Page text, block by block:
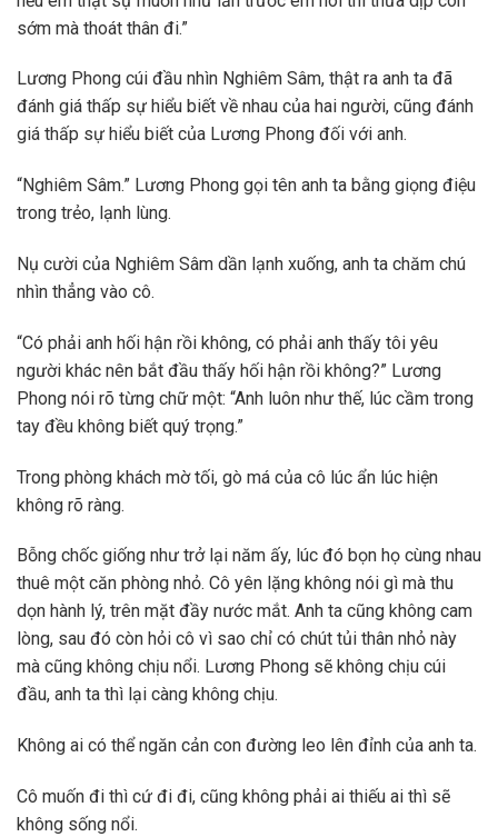
sớm mà thoát thân đi.”
Lương Phong cúi đầu nhìn Nghiêm Sâm, thật ra anh ta đã
đánh giá thấp sự hiểu biết về nhau của hai người, cũng đánh
giá thấp sự hiểu biết của Lương Phong đối với anh.
“Nghiêm Sâm.” Lương Phong gọi tên anh ta bằng giọng điệu
trong trẻo, lạnh lùng.
Nụ cười của Nghiêm Sâm dần lạnh xuống, anh ta chăm chú
nhìn thẳng vào cô.
“Có phải anh hối hận rồi không, có phải anh thấy tôi yêu
người khác nên bắt đầu thấy hối hận rồi không?” Lương
Phong nói rõ từng chữ một: “Anh luôn như thế, lúc cầm trong
tay đều không biết quý trọng.”
Trong phòng khách mờ tối, gò má của cô lúc ẩn lúc hiện
không rõ ràng.
Bỗng chốc giống như trở lại năm ấy, lúc đó bọn họ cùng nhau
thuê một căn phòng nhỏ. Cô yên lặng không nói gì mà thu
dọn hành lý, trên mặt đầy nước mắt. Anh ta cũng không cam
lòng, sau đó còn hỏi cô vì sao chỉ có chút tủi thân nhỏ này
mà cũng không chịu nổi. Lương Phong sẽ không chịu cúi
đầu, anh ta thì lại càng không chịu.
Không ai có thể ngăn cản con đường leo lên đỉnh của anh ta.
Cô muốn đi thì cứ đi đi, cũng không phải ai thiếu ai thì sẽ
không sống nổi.